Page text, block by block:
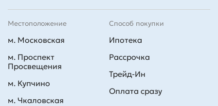
Способ покупки
Ипотека
Рассрочка
Трейд-Ин
Оплата сразу
Местоположение
м. Московская
м. Проспект
Просвещения
м. Купчино
м. Чкаловская